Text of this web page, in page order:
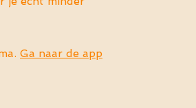
Ga naar de app